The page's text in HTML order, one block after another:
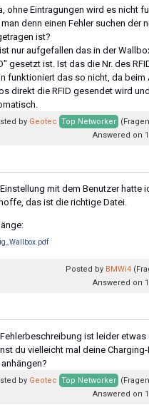
ohne Eintragungen wird es nicht
denn einen Fehler suchen der
ist?
nur aufgefallen das in der
gesetzt ist. Ist das die Nr. des
funktioniert das so nicht, da beim
direkt die RFID gesendet wird
by Geotec Top Networker
Answered on
mit dem Benutzer hatte
das ist die richtige Datei.
Posted by BMWi4
Answered on
ist leider etwas
du vielleicht mal deine
by Geotec Top Networker
Answered on